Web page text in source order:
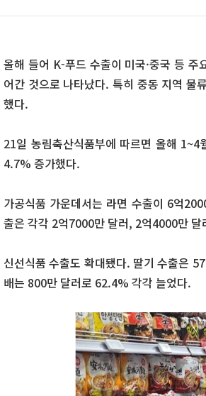
올해 들어 K-푸드 수출이 미국·중국 등
어간 것으로 나타났다. 특히 중동 지역 물
했다.
21일 농림축산식품부에 따르면 올해
4.7% 증가했다.
가공식품 가운데서는 라면 수출이 6억
출은 각각 2억7000만 달러, 2억4000만
신선식품 수출도 확대됐다. 딸기 수출은
배는 800만 달러로 62.4% 각각 늘었다.